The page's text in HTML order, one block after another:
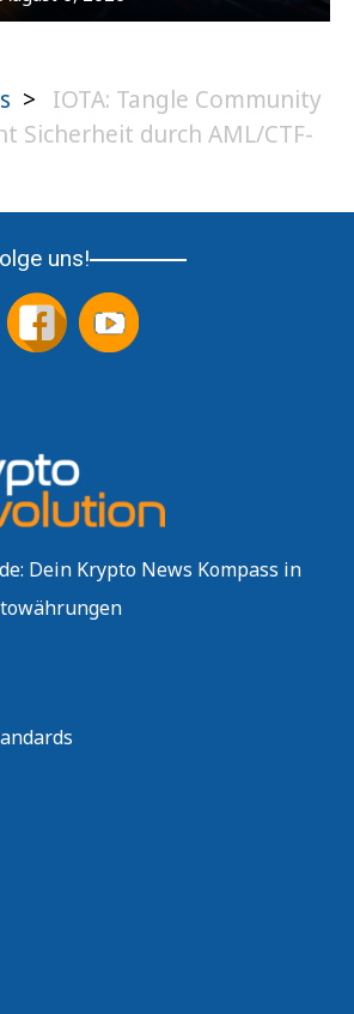
>
IOTA: Tangle Community
Sicherheit durch AML/CTF-
uns!
Dein Krypto News Kompass in